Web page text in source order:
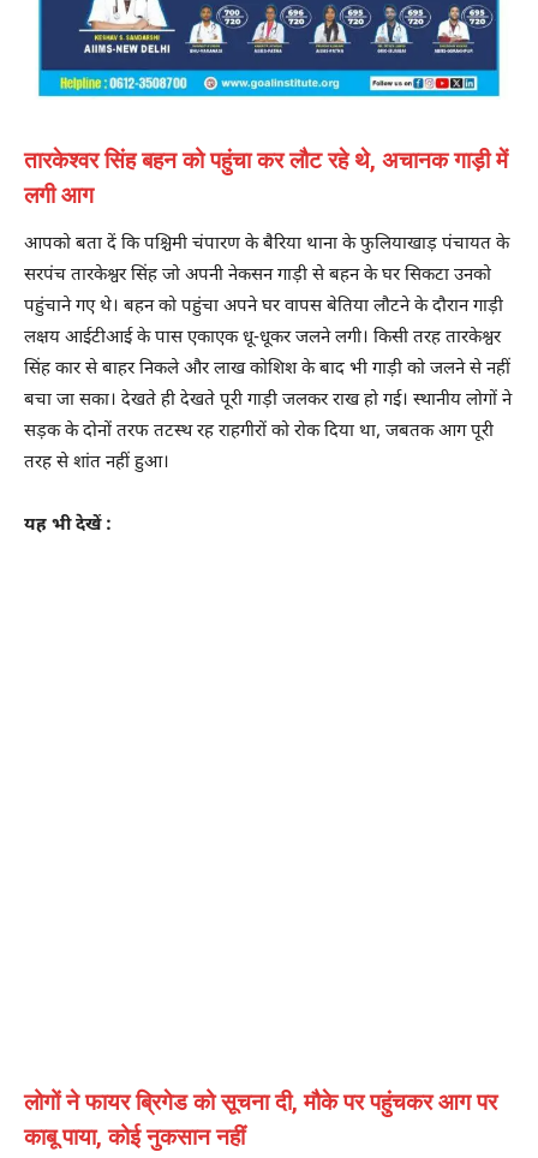
तारकेश्वर सिंह बहन को पहुंचा कर लौट रहे थे, अचानक गाड़ी में
लगी आग
आपको बता दें कि पश्चिमी चंपारण के बैरिया थाना के फुलियाखाड़ पंचायत के
सरपंच तारकेश्वर सिंह जो अपनी नेकसन गाड़ी से बहन के घर सिकटा उनको
पहुंचाने गए थे। बहन को पहुंचा अपने घर वापस बेतिया लौटने के दौरान गाड़ी
लक्षय आईटीआई के पास एकाएक धू-धूकर जलने लगी। किसी तरह तारकेश्वर
सिंह कार से बाहर निकले और लाख कोशिश के बाद भी गाड़ी को जलने से नहीं
बचा जा सका। देखते ही देखते पूरी गाड़ी जलकर राख हो गई। स्थानीय लोगों ने
सड़क के दोनों तरफ तटस्थ रह राहगीरों को रोक दिया था, जबतक आग पूरी
तरह से शांत नहीं हुआ।
यह भी देखें :
लोगों ने फायर ब्रिगेड को सूचना दी, मौके पर पहुंचकर आग पर
काबू पाया, कोई नुकसान नहीं